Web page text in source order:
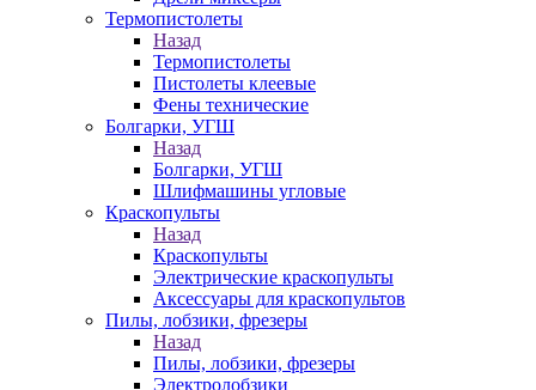
Термопистолеты
Назад
Термопистолеты
Пистолеты клеевые
Фены технические
Болгарки, УГШ
Назад
Болгарки, УГШ
Шлифмашины угловые
Краскопульты
Назад
Краскопульты
Электрические краскопульты
Аксессуары для краскопультов
Пилы, лобзики, фрезеры
Назад
Пилы, лобзики, фрезеры
Электролобзики